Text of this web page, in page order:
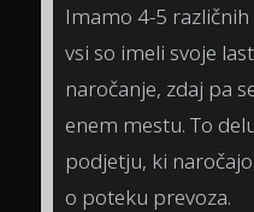
Imamo 4-5
vsi so imeli svoje
naročanje, zdaj pa
enem mestu. To
podjetju, ki
o poteku prevoza.